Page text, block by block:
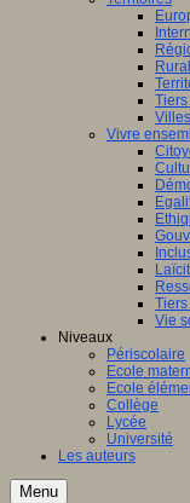
Villes
Vivre
Vie
Niveaux
Périscolaire
Ecole
Ecole
Collège
Lycée
Université
Les auteurs
Menu